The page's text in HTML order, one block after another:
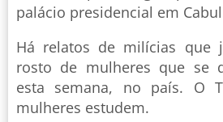
palácio presidencial em
Há relatos de milícias que
rosto de mulheres que se
esta semana, no país. O
mulheres estudem.